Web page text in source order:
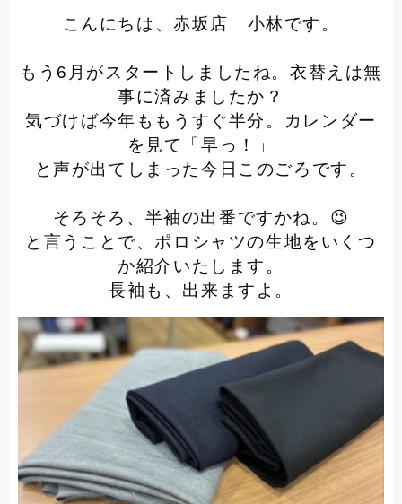
こんにちは、赤坂店 小林です。
もう6月がスタートしましたね。 衣替えは無
事に済みましたか？
気づけば今年ももうすぐ半分。
カレンダー
を見て「早っ！」
と声が出てしまった今日このごろです。
そろそろ、半袖の出番ですかね。😉
と言うことで、ポロシャツの生地をいくつ
か紹介いたします。
長袖も、出来ますよ。